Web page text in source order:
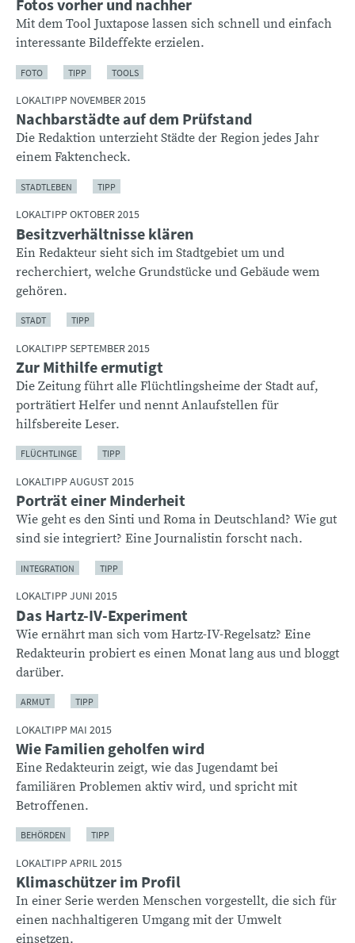
Fotos vorher und nachher
Mit dem Tool Juxtapose lassen sich schnell und einfach
interessante Bildeffekte erzielen.
FOTO TIPP TOOLS
LOKALTIPP NOVEMBER 2015
Nachbarstädte auf dem Prüfstand
Die Redaktion unterzieht Städte der Region jedes Jahr
einem Faktencheck.
STADTLEBEN TIPP
LOKALTIPP OKTOBER 2015
Besitzverhältnisse klären
Ein Redakteur sieht sich im Stadtgebiet um und
recherchiert, welche Grundstücke und Gebäude wem
gehören.
STADT TIPP
LOKALTIPP SEPTEMBER 2015
Zur Mithilfe ermutigt
Die Zeitung führt alle Flüchtlingsheime der Stadt auf,
porträtiert Helfer und nennt Anlaufstellen für
hilfsbereite Leser.
FLÜCHTLINGE TIPP
LOKALTIPP AUGUST 2015
Porträt einer Minderheit
Wie geht es den Sinti und Roma in Deutschland? Wie gut
sind sie integriert? Eine Journalistin forscht nach.
INTEGRATION TIPP
LOKALTIPP JUNI 2015
Das Hartz-IV-Experiment
Wie ernährt man sich vom Hartz-IV-Regelsatz? Eine
Redakteurin probiert es einen Monat lang aus und bloggt
darüber.
ARMUT TIPP
LOKALTIPP MAI 2015
Wie Familien geholfen wird
Eine Redakteurin zeigt, wie das Jugendamt bei
familiären Problemen aktiv wird, und spricht mit
Betroffenen.
BEHÖRDEN TIPP
LOKALTIPP APRIL 2015
Klimaschützer im Profil
In einer Serie werden Menschen vorgestellt, die sich für
einen nachhaltigeren Umgang mit der Umwelt
einsetzen.